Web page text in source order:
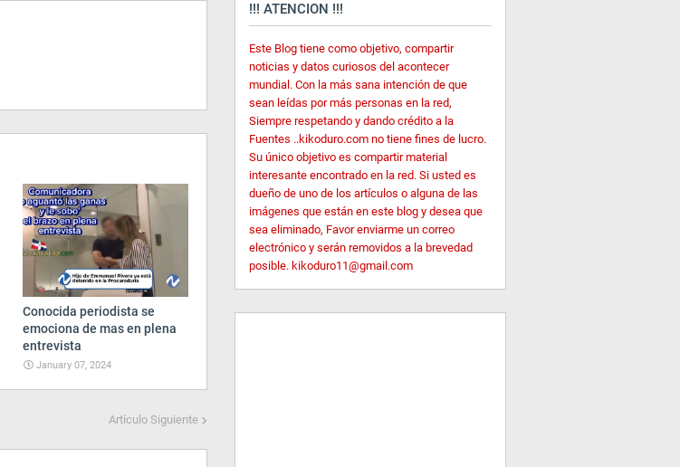
Conocida periodista se
emociona de mas en plena
entrevista
January 07, 2024
Artículo Siguiente
!!! ATENCION !!!
Este Blog tiene como objetivo, compartir
noticias y datos curiosos del acontecer
mundial. Con la más sana intención de que
sean leídas por más personas en la red,
Siempre respetando y dando crédito a la
Fuentes ..kikoduro.com no tiene fines de lucro.
Su único objetivo es compartir material
interesante encontrado en la red. Si usted es
dueño de uno de los artículos o alguna de las
imágenes que están en este blog y desea que
sea eliminado, Favor enviarme un correo
electrónico y serán removidos a la brevedad
posible. kikoduro11@gmail.com